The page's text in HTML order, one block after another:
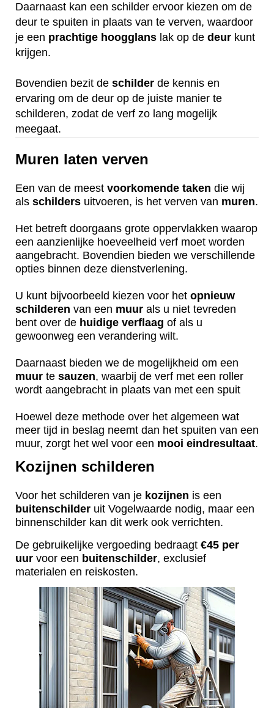
Daarnaast kan een schilder ervoor kiezen om de
deur te spuiten in plaats van te verven, waardoor
je een prachtige hoogglans lak op de deur kunt
krijgen.
Bovendien bezit de schilder de kennis en
ervaring om de deur op de juiste manier te
schilderen, zodat de verf zo lang mogelijk
meegaat.
Muren laten verven
Een van de meest voorkomende taken die wij
als schilders uitvoeren, is het verven van muren.
Het betreft doorgaans grote oppervlakken waarop
een aanzienlijke hoeveelheid verf moet worden
aangebracht. Bovendien bieden we verschillende
opties binnen deze dienstverlening.
U kunt bijvoorbeeld kiezen voor het opnieuw
schilderen van een muur als u niet tevreden
bent over de huidige verflaag of als u
gewoonweg een verandering wilt.
Daarnaast bieden we de mogelijkheid om een
muur te sauzen, waarbij de verf met een roller
wordt aangebracht in plaats van met een spuit
Hoewel deze methode over het algemeen wat
meer tijd in beslag neemt dan het spuiten van een
muur, zorgt het wel voor een mooi eindresultaat.
Kozijnen schilderen
Voor het schilderen van je kozijnen is een
buitenschilder uit Vogelwaarde nodig, maar een
binnenschilder kan dit werk ook verrichten.
De gebruikelijke vergoeding bedraagt €45 per
uur voor een buitenschilder, exclusief
materialen en reiskosten.